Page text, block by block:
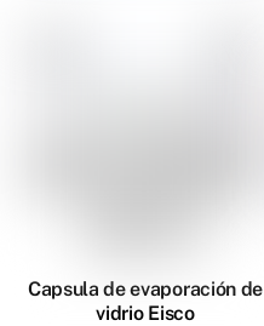
Capsula de evaporación de
vidrio Eisco